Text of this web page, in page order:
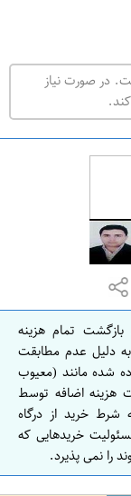
ت
ه
ر
ا
ا
ص
ف
ه
ا
ن
در صورت نیاز
بازگشت تمام هزینه
دلیل عدم مطابقت
شده مانند (معیوب
هزینه اضافه توسط
شرط خرید از درگاه
خریدهایی که
را نمی پذیرد.